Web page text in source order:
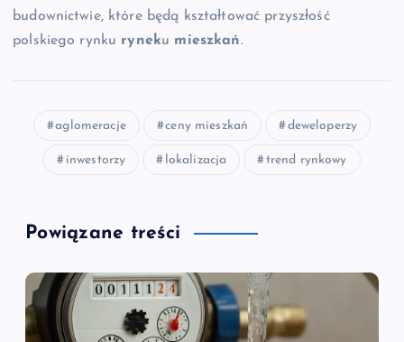
budownictwie, które będą kształtować przyszłość
polskiego rynku ryneku mieszkań.
aglomeracje ceny mieszkań deweloperzy
inwestorzy lokalizacja trend rynkowy
Powiązane treści